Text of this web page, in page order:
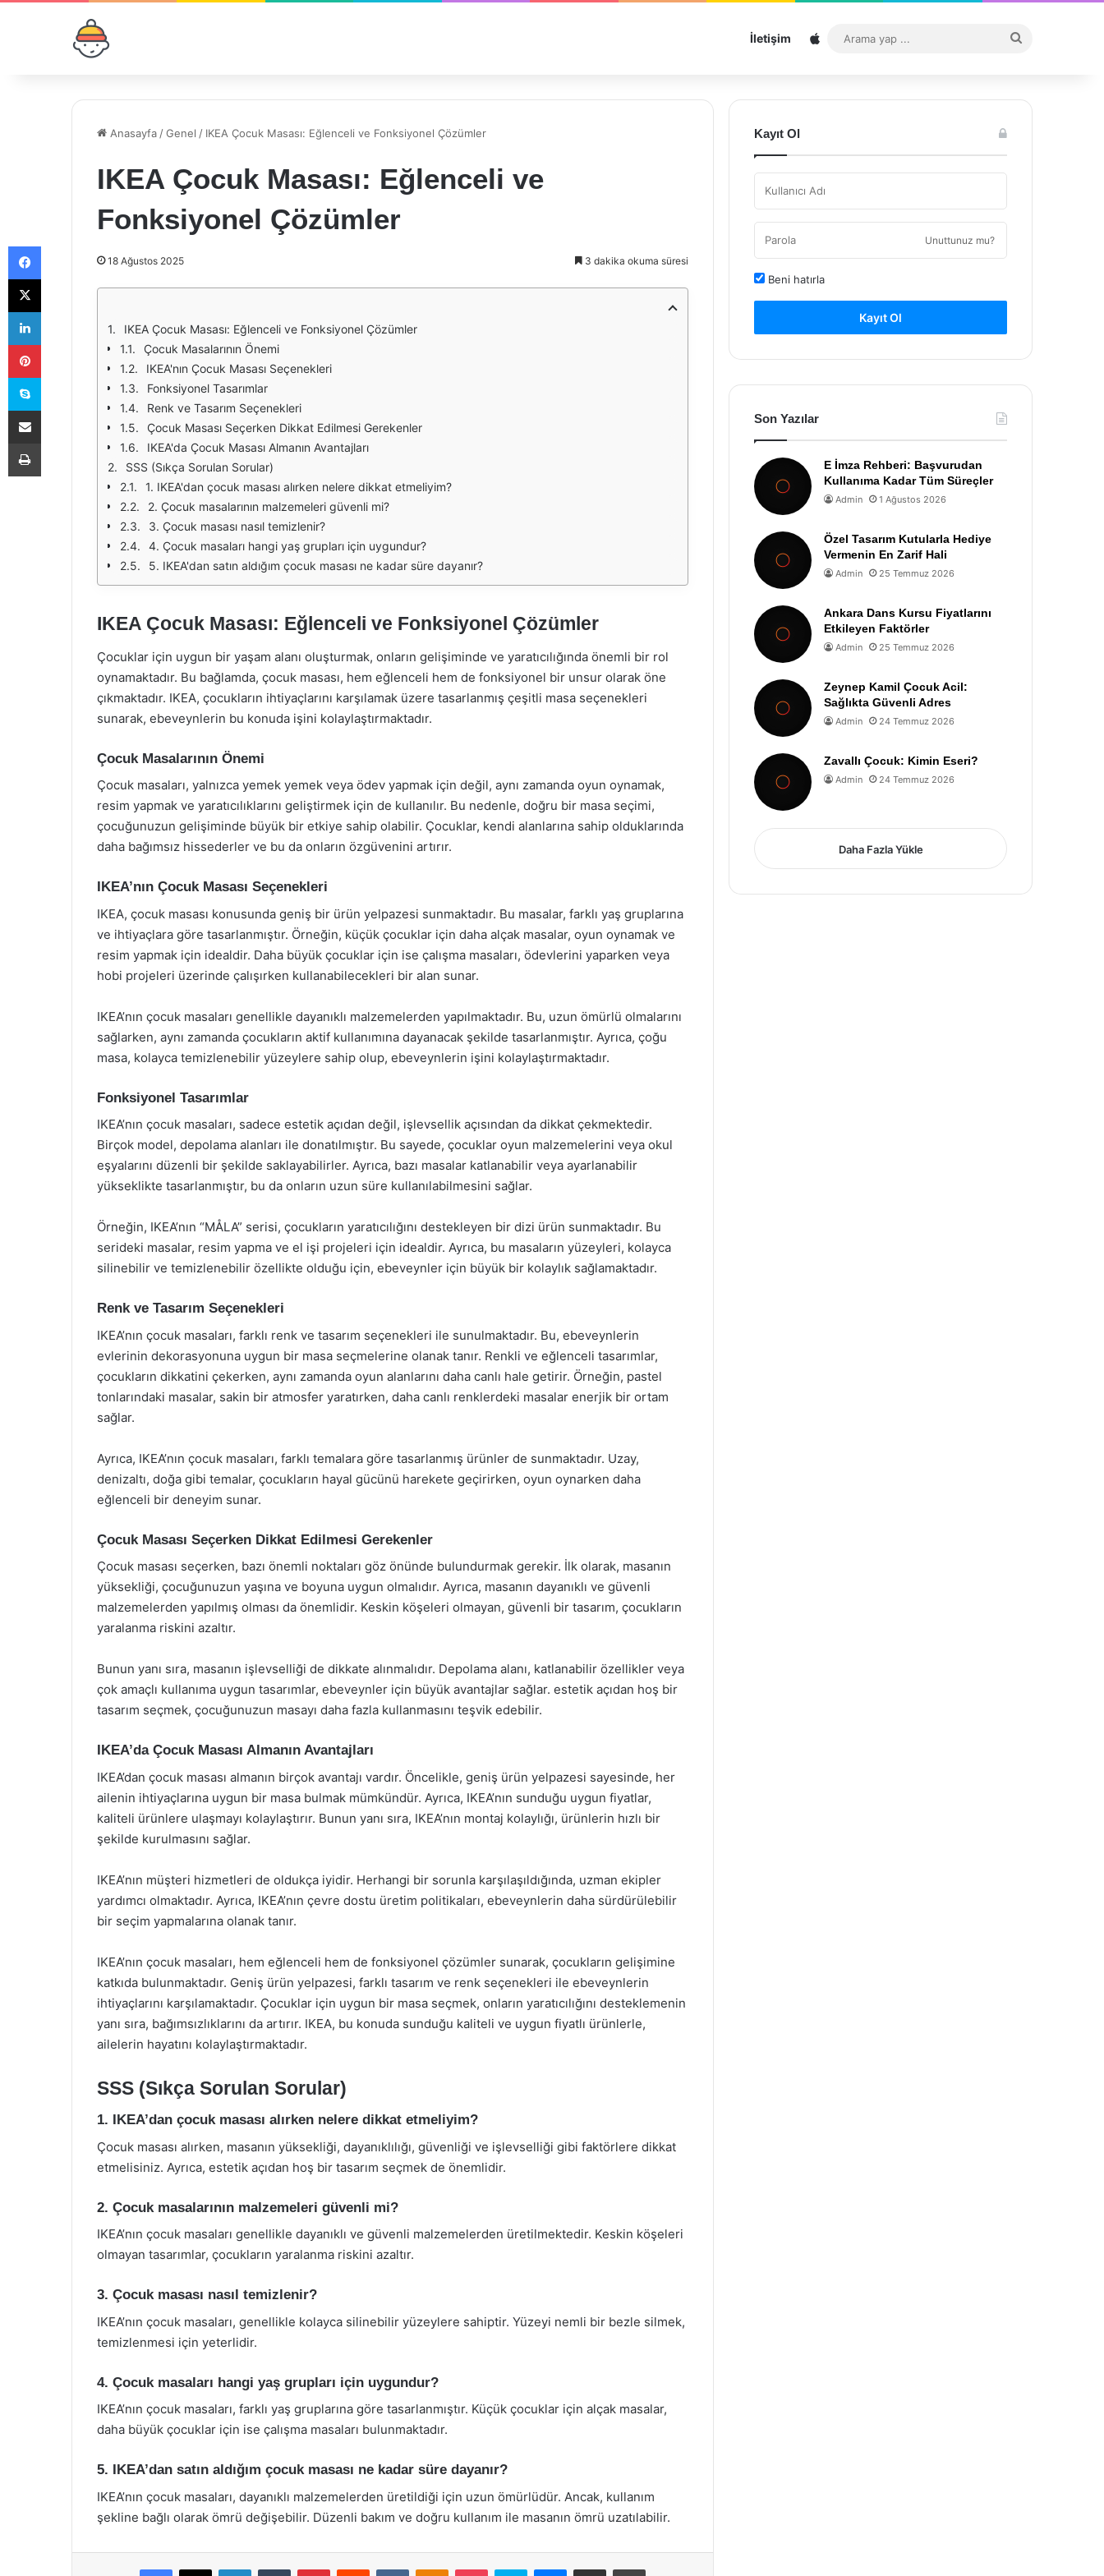
İletişim Sitemap
...
Anasayfa /Genel / IKEA Çocuk Masası: Eğlenceli ve Fonksiyonel Çözümler
IKEA Çocuk Masası: Eğlenceli ve
Fonksiyonel Çözümler
18 Ağustos 2025 3 dakika okuma süresi
IKEA Çocuk Masası: Eğlenceli ve Fonksiyonel Çözümler
Çocuk Masalarının Önemi
IKEA'nın Çocuk Masası Seçenekleri
Fonksiyonel Tasarımlar
Renk ve Tasarım Seçenekleri
Çocuk Masası Seçerken Dikkat Edilmesi Gerekenler
IKEA'da Çocuk Masası Almanın Avantajları
SSS (Sıkça Sorulan Sorular)
1. IKEA'dan çocuk masası alırken nelere dikkat etmeliyim?
2. Çocuk masalarının malzemeleri güvenli mi?
3. Çocuk masası nasıl temizlenir?
4. Çocuk masaları hangi yaş grupları için uygundur?
5. IKEA'dan satın aldığım çocuk masası ne kadar süre dayanır?
IKEA Çocuk Masası: Eğlenceli ve Fonksiyonel Çözümler
Çocuklar için uygun bir yaşam alanı oluşturmak, onların gelişiminde ve yaratıcılığında önemli bir rol
oynamaktadır. Bu bağlamda, çocuk masası, hem eğlenceli hem de fonksiyonel bir unsur olarak öne
çıkmaktadır. IKEA, çocukların ihtiyaçlarını karşılamak üzere tasarlanmış çeşitli masa seçenekleri
sunarak, ebeveynlerin bu konuda işini kolaylaştırmaktadır.
Çocuk Masalarının Önemi
Çocuk masaları, yalnızca yemek yemek veya ödev yapmak için değil, aynı zamanda oyun oynamak,
resim yapmak ve yaratıcılıklarını geliştirmek için de kullanılır. Bu nedenle, doğru bir masa seçimi,
çocuğunuzun gelişiminde büyük bir etkiye sahip olabilir. Çocuklar, kendi alanlarına sahip olduklarında
daha bağımsız hissederler ve bu da onların özgüvenini artırır.
IKEA’nın Çocuk Masası Seçenekleri
IKEA, çocuk masası konusunda geniş bir ürün yelpazesi sunmaktadır. Bu masalar, farklı yaş gruplarına
ve ihtiyaçlara göre tasarlanmıştır. Örneğin, küçük çocuklar için daha alçak masalar, oyun oynamak ve
resim yapmak için idealdir. Daha büyük çocuklar için ise çalışma masaları, ödevlerini yaparken veya
hobi projeleri üzerinde çalışırken kullanabilecekleri bir alan sunar.
IKEA’nın çocuk masaları genellikle dayanıklı malzemelerden yapılmaktadır. Bu, uzun ömürlü olmalarını
sağlarken, aynı zamanda çocukların aktif kullanımına dayanacak şekilde tasarlanmıştır. Ayrıca, çoğu
masa, kolayca temizlenebilir yüzeylere sahip olup, ebeveynlerin işini kolaylaştırmaktadır.
Fonksiyonel Tasarımlar
IKEA’nın çocuk masaları, sadece estetik açıdan değil, işlevsellik açısından da dikkat çekmektedir.
Birçok model, depolama alanları ile donatılmıştır. Bu sayede, çocuklar oyun malzemelerini veya okul
eşyalarını düzenli bir şekilde saklayabilirler. Ayrıca, bazı masalar katlanabilir veya ayarlanabilir
yükseklikte tasarlanmıştır, bu da onların uzun süre kullanılabilmesini sağlar.
Örneğin, IKEA’nın “MÅLA” serisi, çocukların yaratıcılığını destekleyen bir dizi ürün sunmaktadır. Bu
serideki masalar, resim yapma ve el işi projeleri için idealdir. Ayrıca, bu masaların yüzeyleri, kolayca
silinebilir ve temizlenebilir özellikte olduğu için, ebeveynler için büyük bir kolaylık sağlamaktadır.
Renk ve Tasarım Seçenekleri
IKEA’nın çocuk masaları, farklı renk ve tasarım seçenekleri ile sunulmaktadır. Bu, ebeveynlerin
evlerinin dekorasyonuna uygun bir masa seçmelerine olanak tanır. Renkli ve eğlenceli tasarımlar,
çocukların dikkatini çekerken, aynı zamanda oyun alanlarını daha canlı hale getirir. Örneğin, pastel
tonlarındaki masalar, sakin bir atmosfer yaratırken, daha canlı renklerdeki masalar enerjik bir ortam
sağlar.
Ayrıca, IKEA’nın çocuk masaları, farklı temalara göre tasarlanmış ürünler de sunmaktadır. Uzay,
denizaltı, doğa gibi temalar, çocukların hayal gücünü harekete geçirirken, oyun oynarken daha
eğlenceli bir deneyim sunar.
Çocuk Masası Seçerken Dikkat Edilmesi Gerekenler
Çocuk masası seçerken, bazı önemli noktaları göz önünde bulundurmak gerekir. İlk olarak, masanın
yüksekliği, çocuğunuzun yaşına ve boyuna uygun olmalıdır. Ayrıca, masanın dayanıklı ve güvenli
malzemelerden yapılmış olması da önemlidir. Keskin köşeleri olmayan, güvenli bir tasarım, çocukların
yaralanma riskini azaltır.
Bunun yanı sıra, masanın işlevselliği de dikkate alınmalıdır. Depolama alanı, katlanabilir özellikler veya
çok amaçlı kullanıma uygun tasarımlar, ebeveynler için büyük avantajlar sağlar. estetik açıdan hoş bir
tasarım seçmek, çocuğunuzun masayı daha fazla kullanmasını teşvik edebilir.
IKEA’da Çocuk Masası Almanın Avantajları
IKEA’dan çocuk masası almanın birçok avantajı vardır. Öncelikle, geniş ürün yelpazesi sayesinde, her
ailenin ihtiyaçlarına uygun bir masa bulmak mümkündür. Ayrıca, IKEA’nın sunduğu uygun fiyatlar,
kaliteli ürünlere ulaşmayı kolaylaştırır. Bunun yanı sıra, IKEA’nın montaj kolaylığı, ürünlerin hızlı bir
şekilde kurulmasını sağlar.
IKEA’nın müşteri hizmetleri de oldukça iyidir. Herhangi bir sorunla karşılaşıldığında, uzman ekipler
yardımcı olmaktadır. Ayrıca, IKEA’nın çevre dostu üretim politikaları, ebeveynlerin daha sürdürülebilir
bir seçim yapmalarına olanak tanır.
IKEA’nın çocuk masaları, hem eğlenceli hem de fonksiyonel çözümler sunarak, çocukların gelişimine
katkıda bulunmaktadır. Geniş ürün yelpazesi, farklı tasarım ve renk seçenekleri ile ebeveynlerin
ihtiyaçlarını karşılamaktadır. Çocuklar için uygun bir masa seçmek, onların yaratıcılığını desteklemenin
yanı sıra, bağımsızlıklarını da artırır. IKEA, bu konuda sunduğu kaliteli ve uygun fiyatlı ürünlerle,
ailelerin hayatını kolaylaştırmaktadır.
SSS (Sıkça Sorulan Sorular)
1. IKEA’dan çocuk masası alırken nelere dikkat etmeliyim?
Çocuk masası alırken, masanın yüksekliği, dayanıklılığı, güvenliği ve işlevselliği gibi faktörlere dikkat
etmelisiniz. Ayrıca, estetik açıdan hoş bir tasarım seçmek de önemlidir.
2. Çocuk masalarının malzemeleri güvenli mi?
IKEA’nın çocuk masaları genellikle dayanıklı ve güvenli malzemelerden üretilmektedir. Keskin köşeleri
olmayan tasarımlar, çocukların yaralanma riskini azaltır.
3. Çocuk masası nasıl temizlenir?
IKEA’nın çocuk masaları, genellikle kolayca silinebilir yüzeylere sahiptir. Yüzeyi nemli bir bezle silmek,
temizlenmesi için yeterlidir.
4. Çocuk masaları hangi yaş grupları için uygundur?
IKEA’nın çocuk masaları, farklı yaş gruplarına göre tasarlanmıştır. Küçük çocuklar için alçak masalar,
daha büyük çocuklar için ise çalışma masaları bulunmaktadır.
5. IKEA’dan satın aldığım çocuk masası ne kadar süre dayanır?
IKEA’nın çocuk masaları, dayanıklı malzemelerden üretildiği için uzun ömürlüdür. Ancak, kullanım
şekline bağlı olarak ömrü değişebilir. Düzenli bakım ve doğru kullanım ile masanın ömrü uzatılabilir.
Facebook
X LinkedInTumblr PinterestReddit VKontakteOdnoklassniki
Pocket Skype Messenger
E-Posta ile paylaş Yazdır
Kayıt Ol
Unuttunuz mu?
Beni hatırla
Kayıt Ol
Son Yazılar
E İmza Rehberi: Başvurudan
Kullanıma Kadar Tüm Süreçler
Admin 1 Ağustos 2026
Özel Tasarım Kutularla Hediye
Vermenin En Zarif Hali
Admin 25 Temmuz 2026
Ankara Dans Kursu Fiyatlarını
Etkileyen Faktörler
Admin 25 Temmuz 2026
Zeynep Kamil Çocuk Acil:
Sağlıkta Güvenli Adres
Admin 24 Temmuz 2026
Zavallı Çocuk: Kimin Eseri?
Admin 24 Temmuz 2026
Daha Fazla Yükle
Facebook
X
LinkedIn
Pinterest
Skype
E-Posta ile paylaş